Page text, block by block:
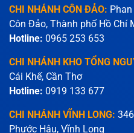
CHI NHÁNH CÔN ĐẢO:
Côn Đảo, Thành phố Hồ Chí
Hotline: 0965 253 653
CHI NHÁNH KHO TỔNG
Cái Khế, Cần Thơ
Hotline: 0919 133 677
CHI NHÁNH VĨNH LONG:
Phước Hậu, Vĩnh Long